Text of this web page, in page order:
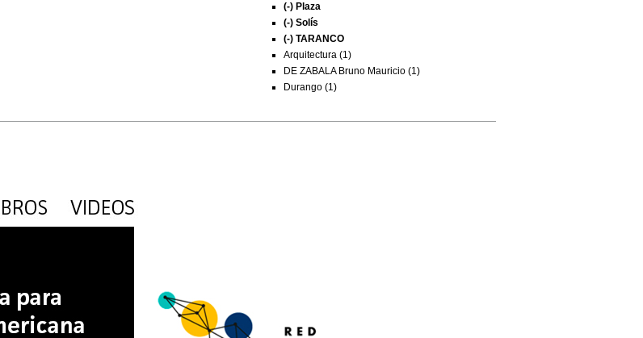
(-) Plaza
(-) Solís
(-) TARANCO
Arquitectura (1)
DE ZABALA Bruno Mauricio (1)
Durango (1)